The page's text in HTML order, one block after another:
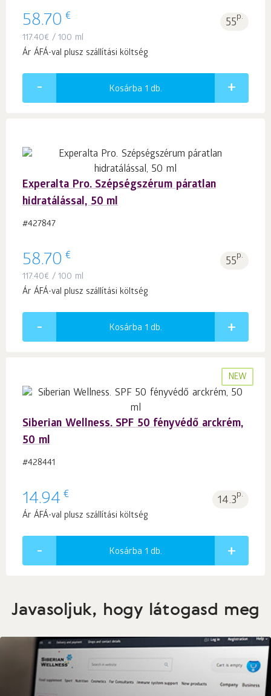
58.70 € 55p.
117.40€ / 100 ml
Ár ÁFÁ-val plusz szállítási költség
Kosárba 1 db.
Experalta Pro. Szépségszérum páratlan
hidratálással, 50 ml
#427847
58.70 € 55p.
117.40€ / 100 ml
Ár ÁFÁ-val plusz szállítási költség
Kosárba 1 db.
NEW
Siberian Wellness. SPF 50 fényvédő arckrém,
50 ml
#428441
14.94 € 14.3p.
Ár ÁFÁ-val plusz szállítási költség
Kosárba 1 db.
Javasoljuk, hogy látogasd meg